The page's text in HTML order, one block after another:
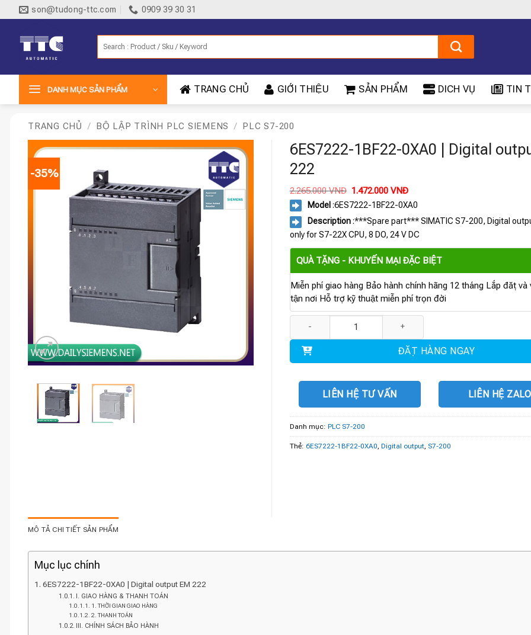
qua
son@tudong-ttc.com 0909 39 30 31
DANH MỤC SẢN PHẨM TRANG CHỦ GIỚI THIỆU SẢN PHẨM DICH VỤ TIN
TRANG CHỦ / BỘ LẬP TRÌNH PLC SIEMENS / PLC S7-200
-35%
6ES7222-1BF22-0XA0 | Digital
222
2.265.000VNĐ Giá
gốc
là:
2.265.000 VNĐ.
1.472.000VNĐGiá
hiện
tại
là:
1.472.000 VNĐ.
Model :6ES7222-1BF22-0XA0
Description:***Spare part*** SIMATIC S7-200, Digital
only for S7-22X CPU, 8 DO, 24 V DC
QUÀ TẶNG - KHUYẾN MẠI ĐẶC BIỆT
Miễn phí giao hàng Bảo hành chính hãng 12 tháng Lắp đặt và
tận nơi Hỗ trợ kỹ thuật miễn phí trọn đời
ĐẶT HÀNG NGAY
LIÊN HỆ TƯ VẤN LIÊN HỆ ZALO
Danh mục: PLC S7-200
Thẻ: 6ES7222-1BF22-0XA0 Digital output, S7-200
MÔ TẢ CHI TIẾT SẢN PHẨM
Mục lục chính
6ES7222-1BF22-0XA0 | Digital output EM 222
I. GIAO HÀNG & THANH TOÁN
1. THỜI GIAN GIAO HÀNG
2. THANH TOÁN
III. CHÍNH SÁCH BẢO HÀNH